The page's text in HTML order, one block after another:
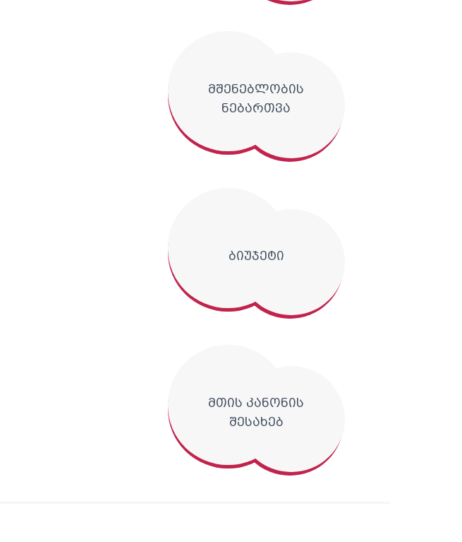
მშენებლობის
ნებართვა
ბიუჯეტი
მთის კანონის
შესახებ